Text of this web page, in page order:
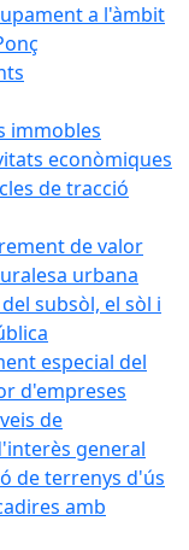
a l'àmbit
immobles
econòmiques
de tracció
de valor
urbana
subsòl, el sòl i
especial del
d'empreses
de
general
de terrenys d'ús
amb